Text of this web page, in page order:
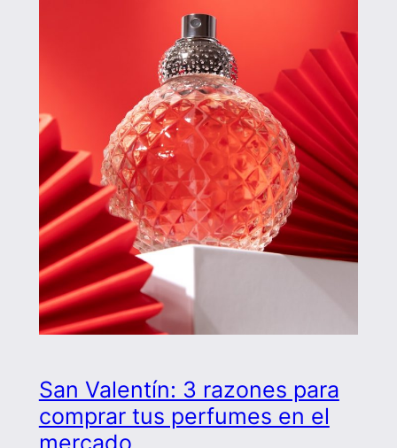
San Valentín: 3 razones para
comprar tus perfumes en el
mercado